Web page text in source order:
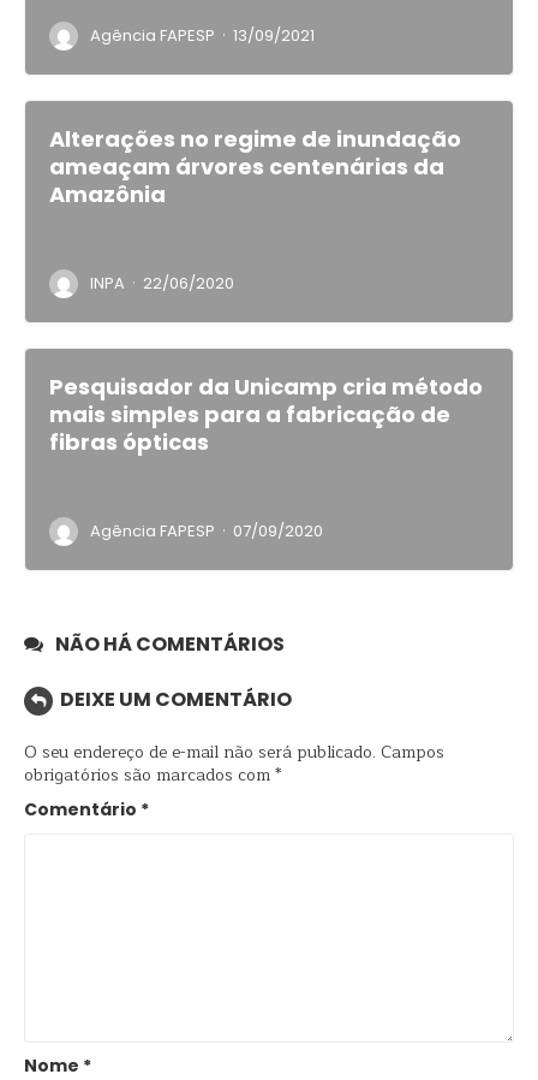
Agência FAPESP · 13/09/2021
Alterações no regime de inundação
ameaçam árvores centenárias da
Amazônia
INPA · 22/06/2020
Pesquisador da Unicamp cria método
mais simples para a fabricação de
fibras ópticas
Agência FAPESP · 07/09/2020
NÃO HÁ COMENTÁRIOS
DEIXE UM COMENTÁRIO
O seu endereço de e-mail não será publicado. Campos
obrigatórios são marcados com*
Comentário *
Nome *